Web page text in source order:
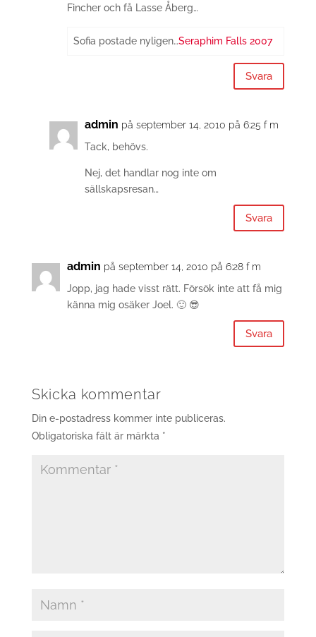
Fincher och få Lasse Åberg…
Sofia postade nyligen…Seraphim Falls 2007
Svara
admin på september 14, 2010 på 6:25 f m
Tack, behövs.
Nej, det handlar nog inte om
sällskapsresan…
Svara
admin på september 14, 2010 på 6:28 f m
Jopp, jag hade visst rätt. Försök inte att få mig
känna mig osäker Joel. 🙂 😎
Svara
Skicka kommentar
Din e-postadress kommer inte publiceras.
Obligatoriska fält är märkta *